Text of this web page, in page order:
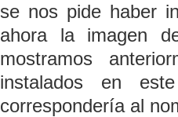
se nos pide haber
ahora la imagen
mostramos
instalados en
correspondería al